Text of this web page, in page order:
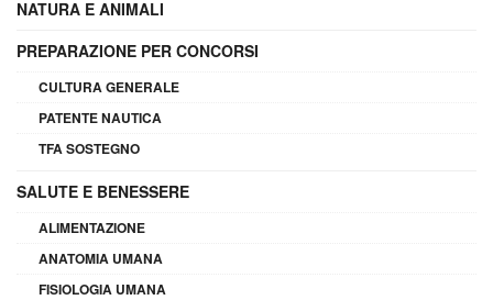
NATURA E ANIMALI
PREPARAZIONE PER CONCORSI
CULTURA GENERALE
PATENTE NAUTICA
TFA SOSTEGNO
SALUTE E BENESSERE
ALIMENTAZIONE
ANATOMIA UMANA
FISIOLOGIA UMANA